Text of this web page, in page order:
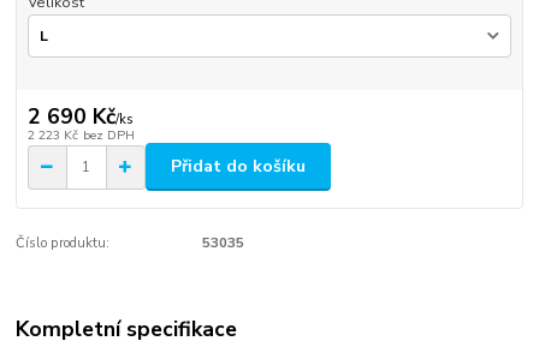
2 690 Kč/ks
2 223 Kč bez DPH
Přidat do košíku
Číslo produktu: 53035
Kompletní specifikace